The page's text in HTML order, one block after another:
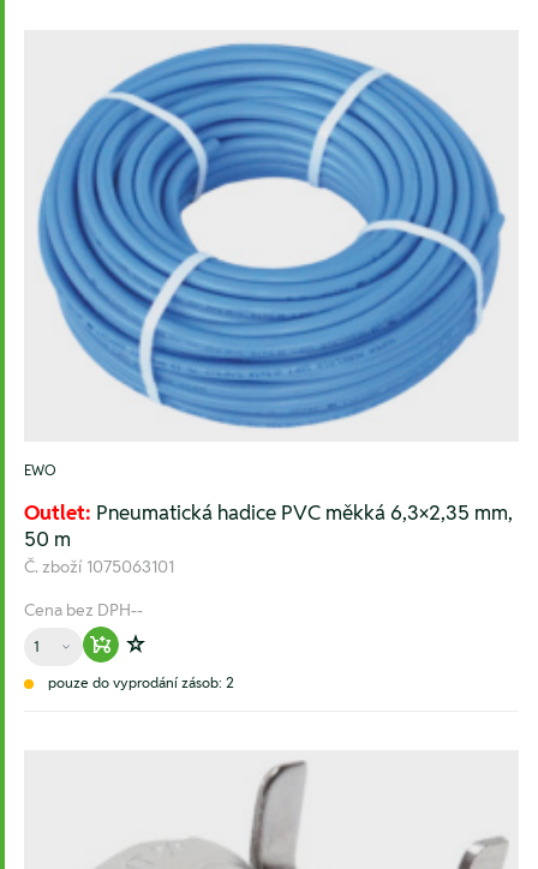
EWO
Outlet: Pneumatická hadice PVC měkká 6,3×2,35 mm,
50 m
Č. zboží 1075063101
Cena bez DPH--
Množství
Warenkorb hinzufügen
Zur Wunschliste hinzufügen
pouze do vyprodání zásob: 2